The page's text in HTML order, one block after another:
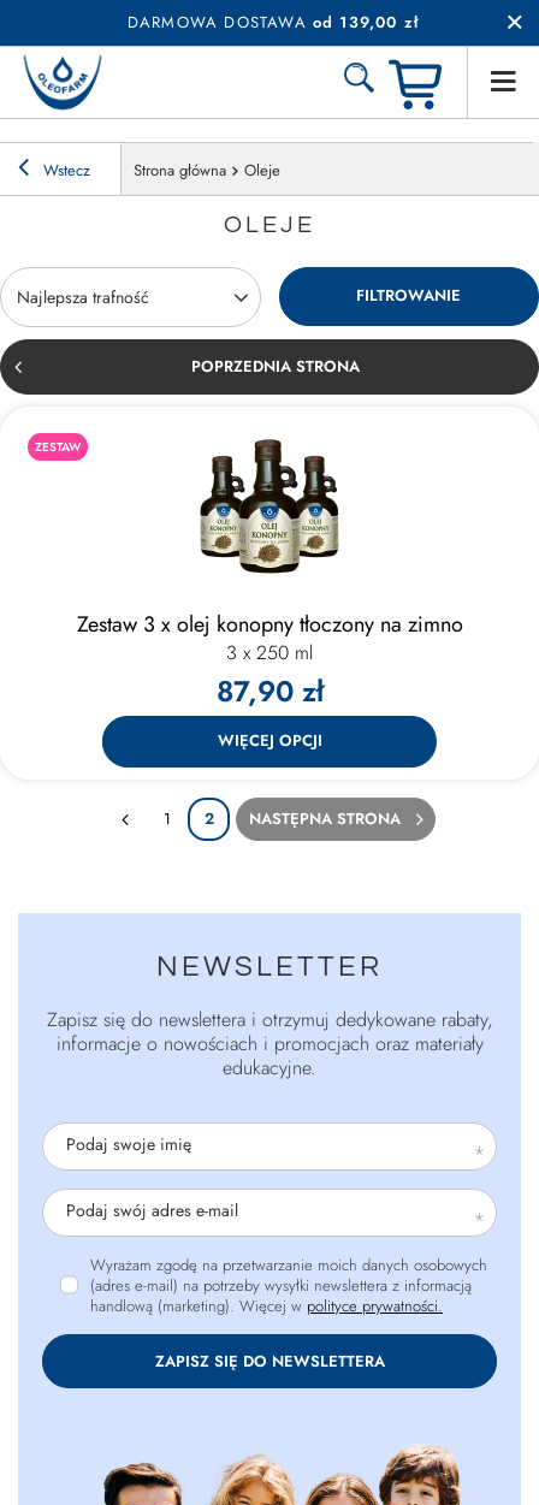
DARMOWA DOSTAWA od 139,00 zł
Wstecz Strona główna Oleje
OLEJE
Zmień sortowanie
Najlepsza trafność FILTROWANIE
POPRZEDNIA STRONA
ZESTAW
Zestaw 3 x olej konopny tłoczony na zimno
3 x 250 ml
87,90 zł
WIĘCEJ OPCJI
1 2 NASTĘPNA STRONA
NEWSLETTER
Zapisz się do newslettera i otrzymuj dedykowane rabaty,
informacje o nowościach i promocjach oraz materiały
edukacyjne.
Podaj swoje imię
Podaj swój adres e-mail
Wyrażam zgodę na przetwarzanie moich danych osobowych
(adres e-mail) na potrzeby wysyłki newslettera z informacją
handlową (marketing). Więcej w polityce prywatności.
ZAPISZ SIĘ DO NEWSLETTERA